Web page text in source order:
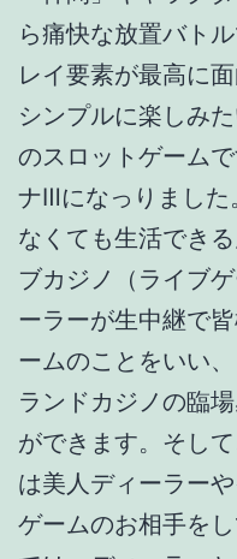
ームのことをいい
ランドカジノの臨
ができます。そし
は美人ディーラー
ゲームのお相手を
ては、ディーラー
可能なんです。さ
プレイヤーでない
とプレイヤー1対1
せんが、ライブカ
１で遊べるテーブ
サイト経由の登録
日間のフリースピ